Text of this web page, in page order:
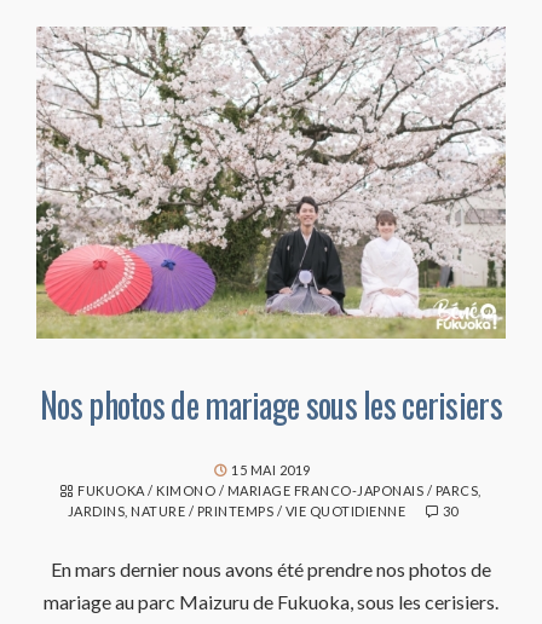
Nos photos de mariage sous les cerisiers
15 MAI 2019
FUKUOKA / KIMONO / MARIAGE FRANCO-JAPONAIS / PARCS,
JARDINS, NATURE / PRINTEMPS / VIE QUOTIDIENNE 30
En mars dernier nous avons été prendre nos photos de
mariage au parc Maizuru de Fukuoka, sous les cerisiers.